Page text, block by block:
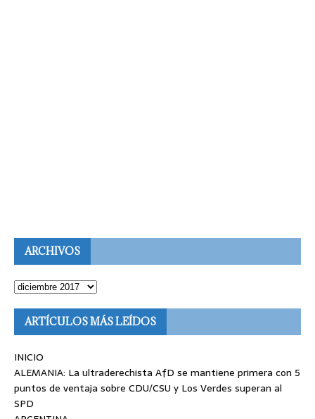
ARCHIVOS
ARTÍCULOS MÁS LEÍDOS
INICIO
ALEMANIA: La ultraderechista AfD se mantiene primera con 5
puntos de ventaja sobre CDU/CSU y Los Verdes superan al
SPD